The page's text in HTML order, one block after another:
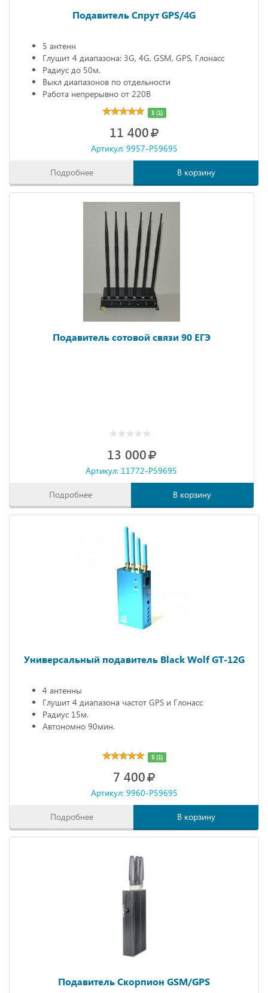
Подавитель Спрут GPS/4G
5 антенн
Глушит 4 диапазона: 3G, 4G, GSM, GPS, Глонасс
Радиус до 50м.
Выкл диапазонов по отдельности
Работа непрерывно от 220В
5 (1)
11 400
Артикул: 9957-P59695
Подробнее В корзину
Подавитель сотовой связи 90 ЕГЭ
13 000
Артикул: 11772-P59695
Подробнее В корзину
Универсальный подавитель Black Wolf GT-12G
4 антенны
Глушит 4 диапазона частот GPS и Глонасс
Радиус 15м.
Автономно 90мин.
5 (1)
7 400
Артикул: 9960-P59695
Подробнее В корзину
Подавитель Скорпион GSM/GPS